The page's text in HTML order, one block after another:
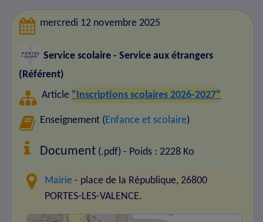
mercredi 12 novembre 2025
Service scolaire - Service aux étrangers
(Référent)
Article "Inscriptions scolaires 2026-2027"
Enseignement (Enfance et scolaire)
Document (.pdf) - Poids : 2228 Ko
Mairie - place de la République, 26800
PORTES-LES-VALENCE.